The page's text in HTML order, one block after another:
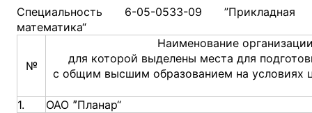
Специальность 6-05-0533-09 ”Прикладная
математика“
№
Наименование
для которой выделены места для
с общим высшим образованием на условиях
1.
ОАО ˮПланар“